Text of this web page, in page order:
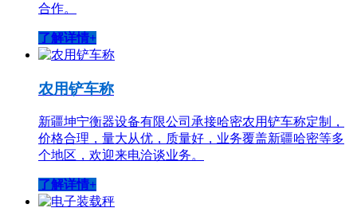
合作。
了解详情+
农用铲车称
新疆坤宁衡器设备有限公司承接哈密农用铲车称定制，
价格合理，量大从优，质量好，业务覆盖新疆哈密等多
个地区，欢迎来电洽谈业务。
了解详情+